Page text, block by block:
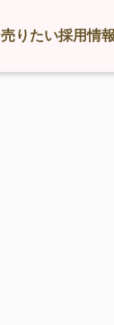
売りたい採用情報